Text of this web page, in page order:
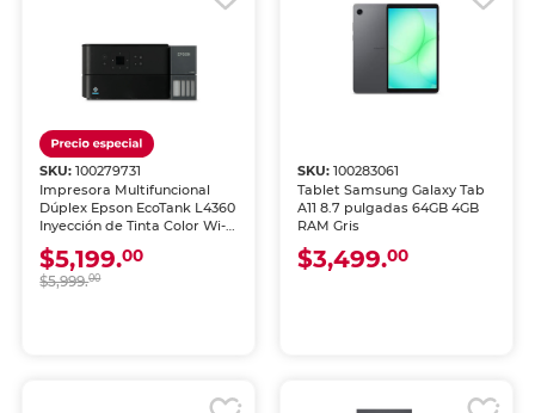
SKU:100279731
Impresora Multifuncional
Dúplex Epson EcoTank L4360
Inyección de Tinta Color Wi-
Fi
$5,199.00
$5,999.00
SKU: 100283061
Tablet Samsung Galaxy Tab
A11 8.7 pulgadas 64GB 4GB
RAM Gris
$3,499.00